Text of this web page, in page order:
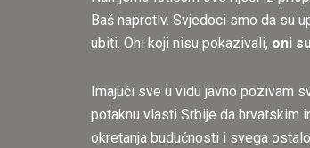
Baš naprotiv. Svjedoci smo da su
ubiti. Oni koji nisu pokazivali, oni
Imajući sve u vidu javno pozivam
potaknu vlasti Srbije da hrvatskim
okretanja budućnosti i svega